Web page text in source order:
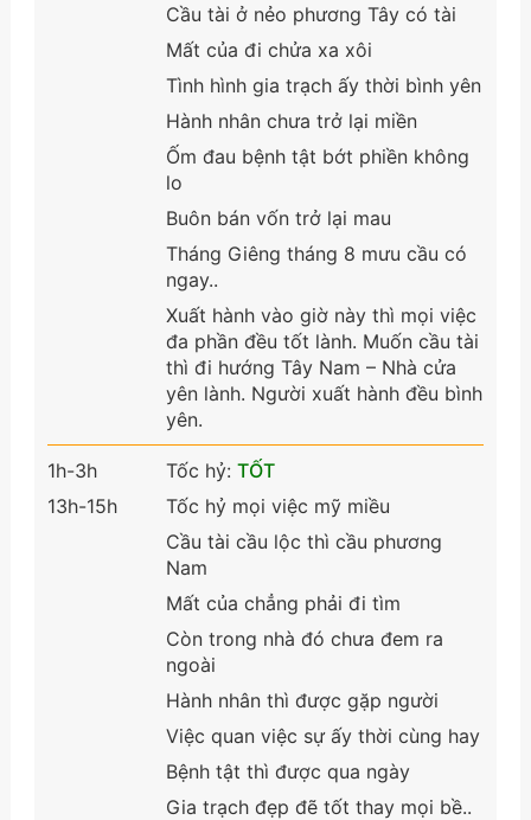
Cầu tài ở nẻo phương Tây có tài
Mất của đi chửa xa xôi
Tình hình gia trạch ấy thời bình yên
Hành nhân chưa trở lại miền
Ốm đau bệnh tật bớt phiền không
lo
Buôn bán vốn trở lại mau
Tháng Giêng tháng 8 mưu cầu có
ngay..
Xuất hành vào giờ này thì mọi việc
đa phần đều tốt lành. Muốn cầu tài
thì đi hướng Tây Nam – Nhà cửa
yên lành. Người xuất hành đều bình
yên.
1h-3h
13h-15h
Tốc hỷ: TỐT
Tốc hỷ mọi việc mỹ miều
Cầu tài cầu lộc thì cầu phương
Nam
Mất của chẳng phải đi tìm
Còn trong nhà đó chưa đem ra
ngoài
Hành nhân thì được gặp người
Việc quan việc sự ấy thời cùng hay
Bệnh tật thì được qua ngày
Gia trạch đẹp đẽ tốt thay mọi bề..